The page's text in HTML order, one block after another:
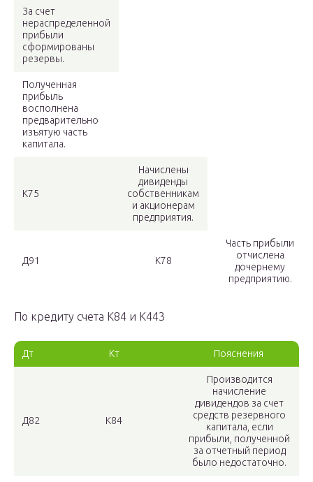
За счет
нераспределенной
прибыли
сформированы
резервы.
Полученная
прибыль
восполнена
предварительно
изъятую часть
капитала.
К75
Начислены
дивиденды
собственникам
и акционерам
предприятия.
Д91 К78
Часть прибыли
отчислена
дочернему
предприятию.
По кредиту счета К84 и К443
Дт Кт Пояснения
Д82 К84
Производится
начисление
дивидендов за счет
средств резервного
капитала, если
прибыли, полученной
за отчетный период
было недостаточно.